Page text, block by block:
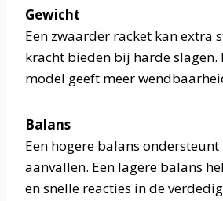
Gewicht
Een zwaarder racket kan extra
kracht bieden bij harde slagen.
model geeft meer
Balans
Een hogere balans
aanvallen. Een lagere balans
en snelle reacties in de